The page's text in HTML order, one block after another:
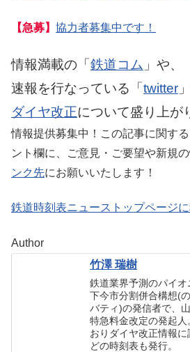
【急募】 協力者募集中です！
情報満載の「 鉄道コム 」や、
速報を行なっている「 twitter
ダイヤ改正について盛り上が
情報提供募集中！この記事に関す
ント欄に、ご意見・ご要望や新規
ンク先にお願いいたします！
鉄道時刻表ニューストップページ
Author
竹澤 瑞樹
鉄道業界予測のパイ
下今市分割併合構想(
バティ)の発信者で、
特急料金改定の発起
おりダイヤ改正情報
どの時刻表も発行。